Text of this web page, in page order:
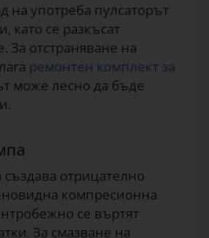
на употреба пулсаторът
като се разкъсат
За отстраняване на
ремонтен комплект за
може лесно да бъде
отрицателно
компресионна
се въртят
За смазване на